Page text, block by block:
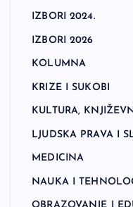
IZBORI 2024.
IZBORI 2026
KOLUMNA
KRIZE I SUKOBI
KULTURA,
LJUDSKA PRAVA I
MEDICINA
NAUKA I